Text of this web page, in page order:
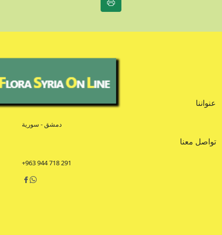
عنواننا
دمشق - سورية
تواصل معنا
+963 944 718 291